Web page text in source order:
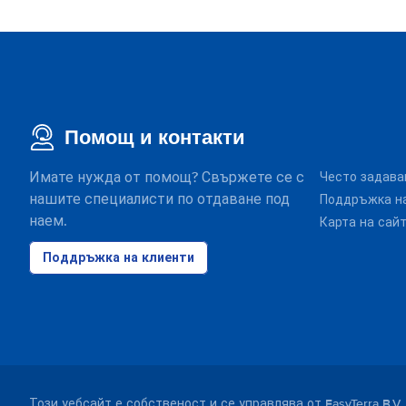
Помощ и контакти
Имате нужда от помощ? Свържете се с
нашите специалисти по отдаване под
наем.
Поддръжка на клиенти
Често
Поддръжка
Карта на